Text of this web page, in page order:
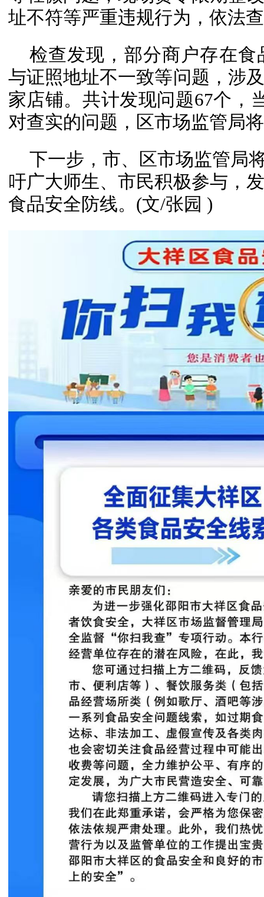
址不符等严重违规行为，依法
检查发现，部分商户存在
与证照地址不一致等问题，涉
家店铺。共计发现问题67个，
对查实的问题，区市场监管局
下一步，市、区市场监管局
吁广大师生、市民积极参与，
食品安全防线。(文/张园 )